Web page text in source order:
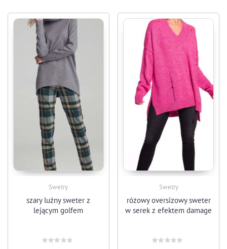
Swetry
szary luźny sweter z
lejącym golfem
Swetry
różowy oversizowy sweter
w serek z efektem damage